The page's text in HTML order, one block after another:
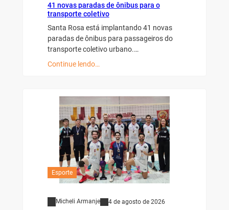
41 novas paradas de ônibus para o
transporte coletivo
Santa Rosa está implantando 41 novas
paradas de ônibus para passageiros do
transporte coletivo urbano.…
Continue lendo…
Esporte
Micheli Armanje 4 de agosto de 2026